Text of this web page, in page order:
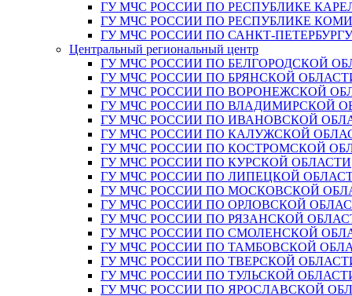
ГУ МЧС РОССИИ ПО РЕСПУБЛИКЕ
ГУ МЧС РОССИИ ПО РЕСПУБЛИКЕ КОМИ
ГУ МЧС РОССИИ ПО САНКТ-ПЕТЕРБУРГУ
Центральный региональный центр
ГУ МЧС РОССИИ ПО БЕЛГОРОДСКОЙ
ГУ МЧС РОССИИ ПО БРЯНСКОЙ
ГУ МЧС РОССИИ ПО ВОРОНЕЖСКОЙ
ГУ МЧС РОССИИ ПО ВЛАДИМИРСКОЙ
ГУ МЧС РОССИИ ПО ИВАНОВСКОЙ
ГУ МЧС РОССИИ ПО КАЛУЖСКОЙ
ГУ МЧС РОССИИ ПО КОСТРОМСКОЙ
ГУ МЧС РОССИИ ПО КУРСКОЙ ОБЛАСТИ
ГУ МЧС РОССИИ ПО ЛИПЕЦКОЙ
ГУ МЧС РОССИИ ПО МОСКОВСКОЙ
ГУ МЧС РОССИИ ПО ОРЛОВСКОЙ
ГУ МЧС РОССИИ ПО РЯЗАНСКОЙ
ГУ МЧС РОССИИ ПО СМОЛЕНСКОЙ
ГУ МЧС РОССИИ ПО ТАМБОВСКОЙ
ГУ МЧС РОССИИ ПО ТВЕРСКОЙ
ГУ МЧС РОССИИ ПО ТУЛЬСКОЙ
ГУ МЧС РОССИИ ПО ЯРОСЛАВСКОЙ